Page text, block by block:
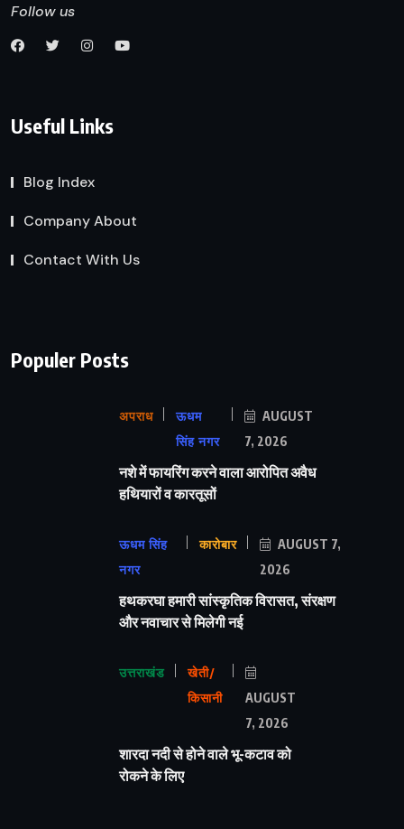
Follow us
Useful Links
Blog Index
Company About
Contact With Us
Populer Posts
अपराध
ऊधम
सिंह नगर
AUGUST
7, 2026
नशे में फायरिंग करने वाला आरोपित अवैध
हथियारों व कारतूसों
ऊधम सिंह
नगर
कारोबार
AUGUST 7,
2026
हथकरघा हमारी सांस्कृतिक विरासत, संरक्षण
और नवाचार से मिलेगी नई
उत्तराखंड
खेती/
किसानी
AUGUST
7, 2026
शारदा नदी से होने वाले भू-कटाव को
रोकने के लिए